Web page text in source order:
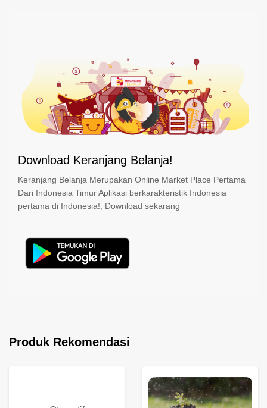
Download Keranjang Belanja!
Keranjang Belanja Merupakan Online Market Place Pertama
Dari Indonesia Timur Aplikasi berkarakteristik Indonesia
pertama di Indonesia!, Download sekarang
Produk Rekomendasi